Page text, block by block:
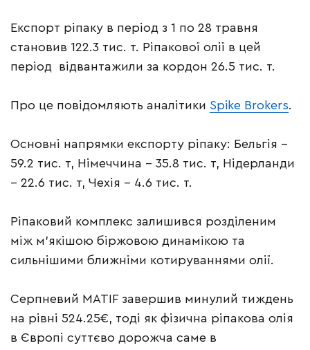
Експорт ріпаку в період з 1 по 28 травня
становив 122.3 тис. т. Ріпакової олії в цей
період відвантажили за кордон 26.5 тис. т.
Про це повідомляють аналітики Spike Brokers.
Основні напрямки експорту ріпаку: Бельгія –
59.2 тис. т, Німеччина – 35.8 тис. т, Нідерланди
– 22.6 тис. т, Чехія – 4.6 тис. т.
Ріпаковий комплекс залишився розділеним
між м’якішою біржовою динамікою та
сильнішими ближніми котируваннями олії.
Серпневий MATIF завершив минулий тиждень
на рівні 524.25€, тоді як фізична ріпакова олія
в Європі суттєво дорожча саме в